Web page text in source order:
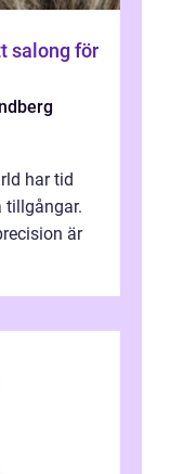
har tid
tillgångar.
är